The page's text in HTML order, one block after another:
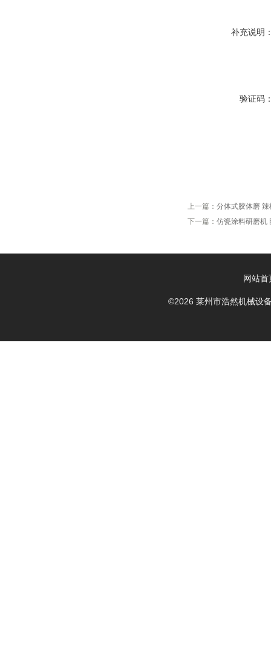
补充说明
验证码
上一篇： 分体式胶体磨
下一篇： 仿瓷涂料研磨机
网站首
©2026 莱州市浩然机械